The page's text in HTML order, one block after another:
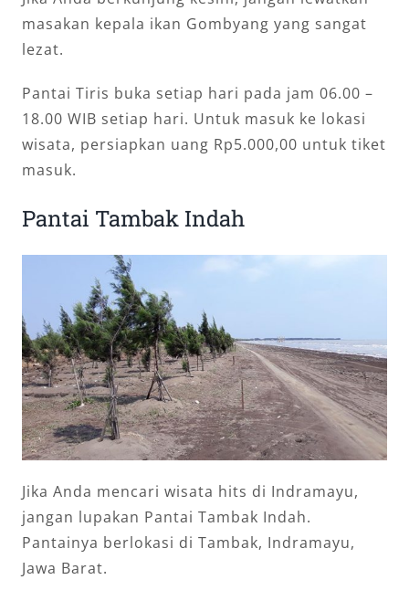
masakan kepala ikan Gombyang yang sangat
lezat.
Pantai Tiris buka setiap hari pada jam 06.00 –
18.00 WIB setiap hari. Untuk masuk ke lokasi
wisata, persiapkan uang Rp5.000,00 untuk tiket
masuk.
Pantai Tambak Indah
Jika Anda mencari wisata hits di Indramayu,
jangan lupakan Pantai Tambak Indah.
Pantainya berlokasi di Tambak, Indramayu,
Jawa Barat.